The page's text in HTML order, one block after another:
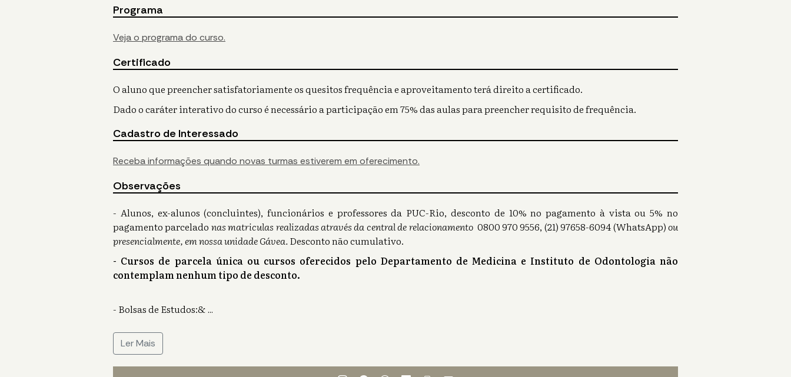
Programa
Veja o programa do curso.
Certificado
O aluno que preencher satisfatoriamente os quesitos frequência e aproveitamento terá direito a certificado.
Dado o caráter interativo do curso é necessário a participação em 75% das aulas para preencher requisito de frequência.
Cadastro de Interessado
Receba informações quando novas turmas estiverem em oferecimento.
Observações
- Alunos, ex-alunos (concluintes), funcionários e professores da PUC-Rio, desconto de 10% no pagamento à vista ou 5% no
pagamento parcelado nas matriculas realizadas através da central de relacionamento0800 970 9556, (21) 97658-6094 (WhatsApp)ou
presencialmente, em nossa unidade Gávea.Desconto não cumulativo.
- Cursos de parcela única ou cursos oferecidos pelo Departamento de Medicina e Instituto de Odontologia não
contemplam nenhum tipo de desconto.
- Bolsas de Estudos:&...
Ler Mais